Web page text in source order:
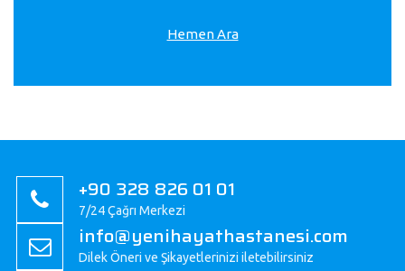
Hemen Ara
+90 328 826 01 01
7/24 Çağrı Merkezi
info@yenihayathastanesi.com
Dilek Öneri ve Şikayetlerinizi iletebilirsiniz